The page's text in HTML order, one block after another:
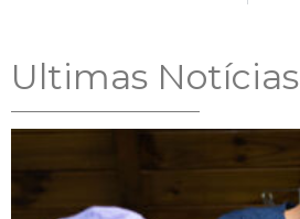
Ultimas Notícias